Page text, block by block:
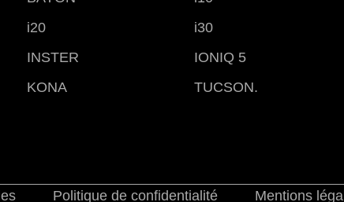
i20
i30
INSTER
IONIQ 5
KONA
TUCSON.
Politique de confidentialité Mentions